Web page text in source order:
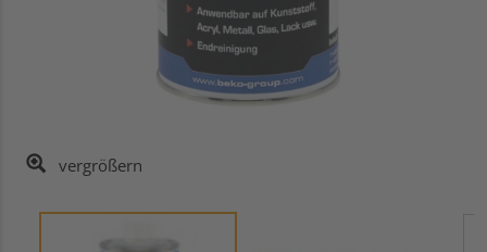
vergrößern